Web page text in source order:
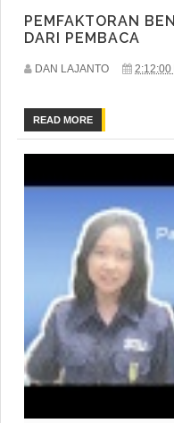
PEMFAKTORAN
DARI PEMBACA
DAN LAJANTO 2:12:00
READ MORE